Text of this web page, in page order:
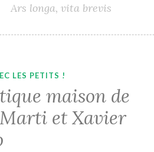
Ars longa, vita brevis
LES PETITS !
maison de
et Xavier